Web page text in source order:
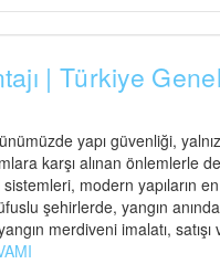
| Türkiye
yapı güvenliği,
karşı alınan önlemlerle de
modern yapıların
şehirlerde, yangın anında
merdiveni imalatı, satışı